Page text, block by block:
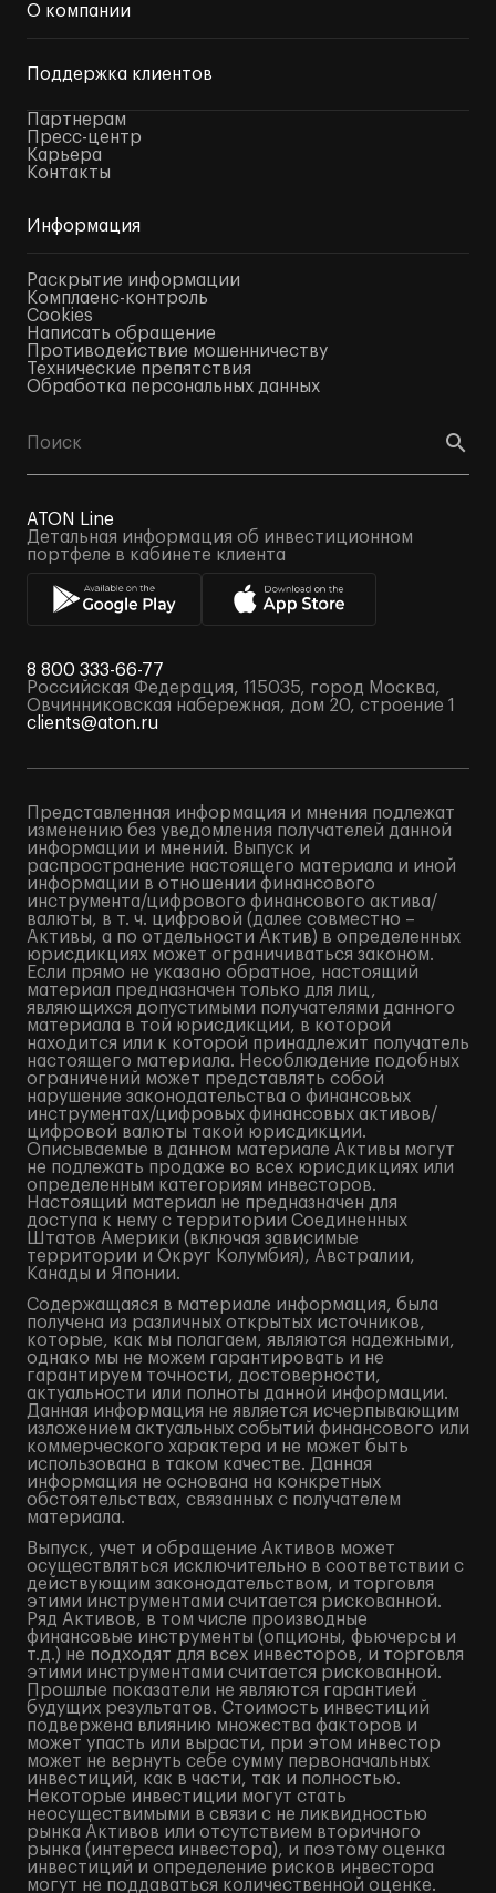
О компании
Поддержка клиентов
Партнерам
Пресс-центр
Карьера
Контакты
Информация
Раскрытие информации
Комплаенс-контроль
Cookies
Написать обращение
Противодействие мошенничеству
Технические препятствия
Обработка персональных данных
ATON Line
Детальная информация об инвестиционном
портфеле в кабинете клиента
8 800 333-66-77
Российская Федерация, 115035, город Москва,
Овчинниковская набережная, дом 20, строение 1
clients@aton.ru
Представленная информация и мнения подлежат
изменению без уведомления получателей данной
информации и мнений. Выпуск и
распространение настоящего материала и иной
информации в отношении финансового
инструмента/цифрового финансового актива/
валюты, в т. ч. цифровой (далее совместно –
Активы, а по отдельности Актив) в определенных
юрисдикциях может ограничиваться законом.
Если прямо не указано обратное, настоящий
материал предназначен только для лиц,
являющихся допустимыми получателями данного
материала в той юрисдикции, в которой
находится или к которой принадлежит получатель
настоящего материала. Несоблюдение подобных
ограничений может представлять собой
нарушение законодательства о финансовых
инструментах/цифровых финансовых активов/
цифровой валюты такой юрисдикции.
Описываемые в данном материале Активы могут
не подлежать продаже во всех юрисдикциях или
определенным категориям инвесторов.
Настоящий материал не предназначен для
доступа к нему с территории Соединенных
Штатов Америки (включая зависимые
территории и Округ Колумбия), Австралии,
Канады и Японии.
Содержащаяся в материале информация, была
получена из различных открытых источников,
которые, как мы полагаем, являются надежными,
однако мы не можем гарантировать и не
гарантируем точности, достоверности,
актуальности или полноты данной информации.
Данная информация не является исчерпывающим
изложением актуальных событий финансового или
коммерческого характера и не может быть
использована в таком качестве. Данная
информация не основана на конкретных
обстоятельствах, связанных с получателем
материала.
Выпуск, учет и обращение Активов может
осуществляться исключительно в соответствии с
действующим законодательством, и торговля
этими инструментами считается рискованной.
Ряд Активов, в том числе производные
финансовые инструменты (опционы, фьючерсы и
т.д.) не подходят для всех инвесторов, и торговля
этими инструментами считается рискованной.
Прошлые показатели не являются гарантией
будущих результатов. Стоимость инвестиций
подвержена влиянию множества факторов и
может упасть или вырасти, при этом инвестор
может не вернуть себе сумму первоначальных
инвестиций, как в части, так и полностью.
Некоторые инвестиции могут стать
неосуществимыми в связи с не ликвидностью
рынка Активов или отсутствием вторичного
рынка (интереса инвестора), и поэтому оценка
инвестиций и определение рисков инвестора
могут не поддаваться количественной оценке.